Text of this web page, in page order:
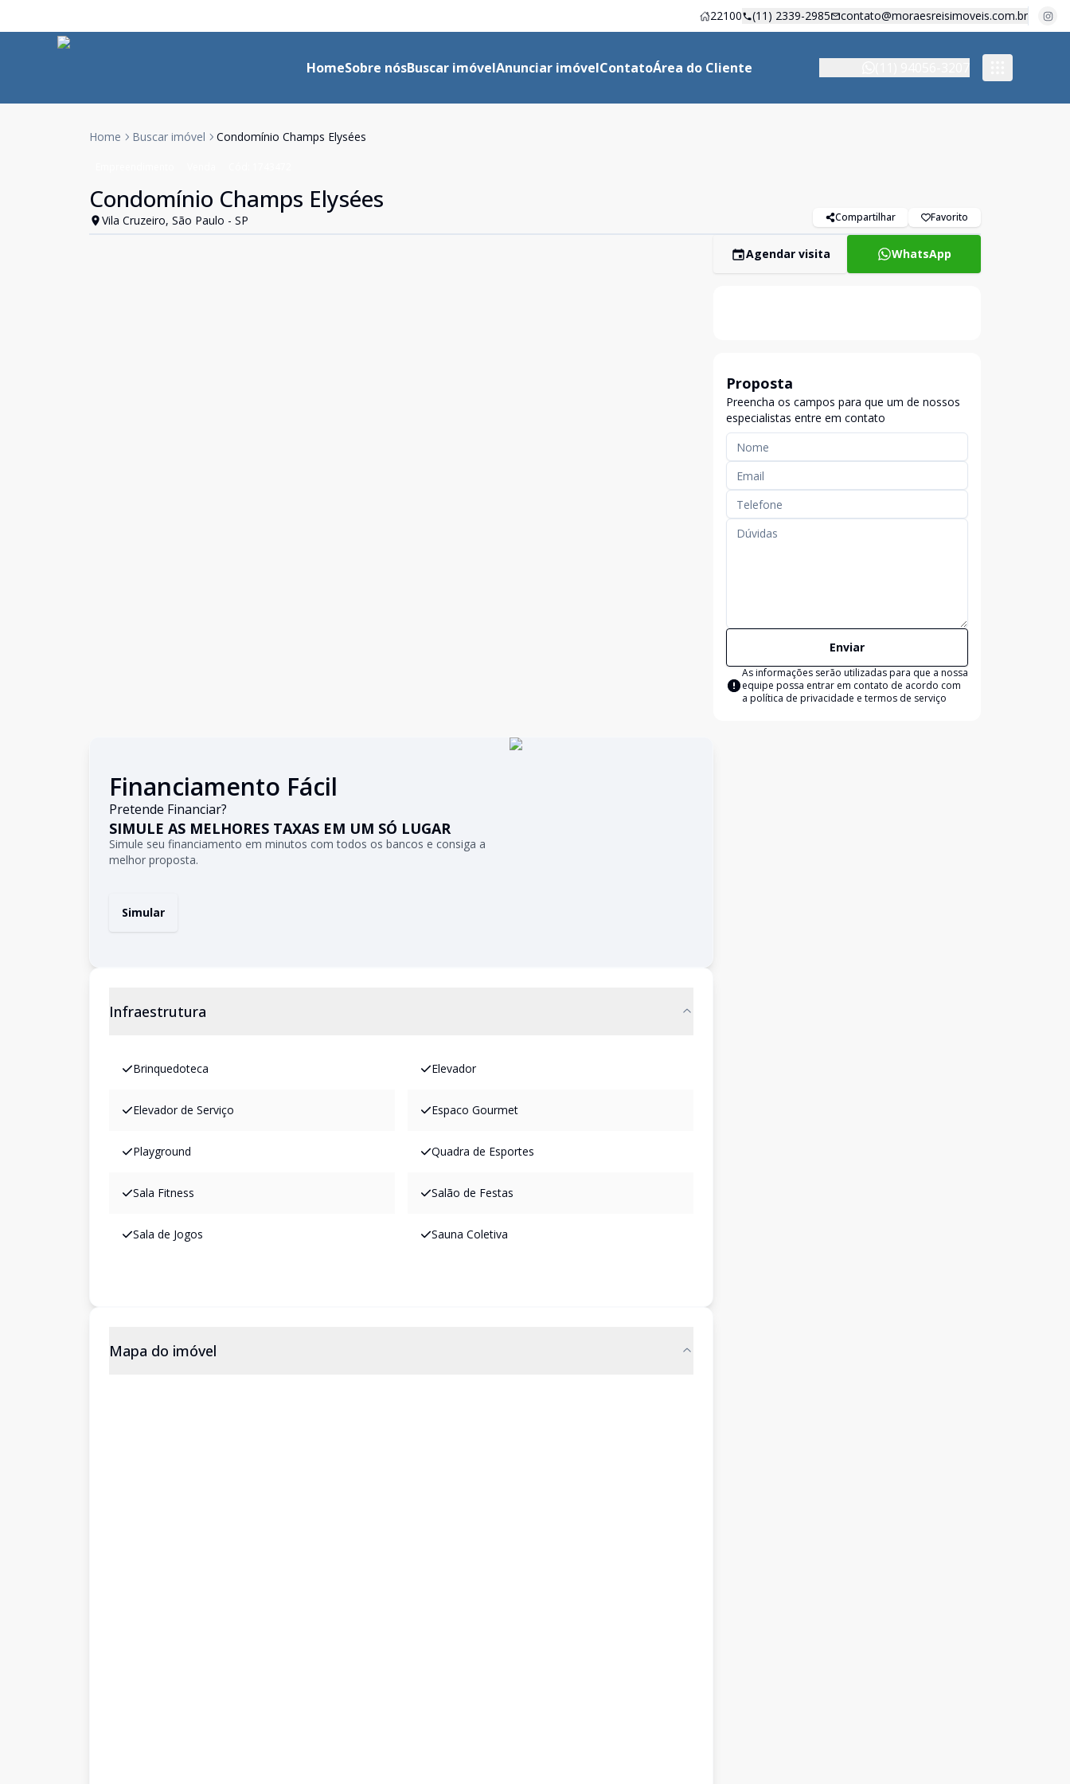
22100 (11) 2339-2985 contato@moraesreisimoveis.com.br
HomeSobre nósBuscar imóvelAnunciar imóvelContatoÁrea do Cliente
Home Buscar imóvel Condomínio Champs Elysées
Condomínio Champs Elysées
Vila Cruzeiro, São Paulo - SP Compartilhar Favorito
Financiamento Fácil
Pretende Financiar?
SIMULE AS MELHORES TAXAS EM UM SÓ LUGAR
Simule seu financiamento em minutos com todos os bancos e consiga a
melhor proposta.
Simular
Infraestrutura
Brinquedoteca Elevador
Elevador de Serviço Espaco Gourmet
Playground Quadra de Esportes
Sala Fitness Salão de Festas
Sala de Jogos Sauna Coletiva
Mapa do imóvel
Agendar visita WhatsApp
Proposta
Preencha os campos para que um de nossos
especialistas entre em contato
Enviar
As informações serão utilizadas para que a nossa
equipe possa entrar em contato de acordo com
a política de privacidade e termos de serviço